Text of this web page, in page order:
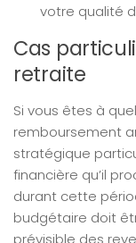
votre qualité
Cas
retraite
Si vous êtes à
remboursement
stratégique
financière qu’il
durant cette
budgétaire doit
prévisible des